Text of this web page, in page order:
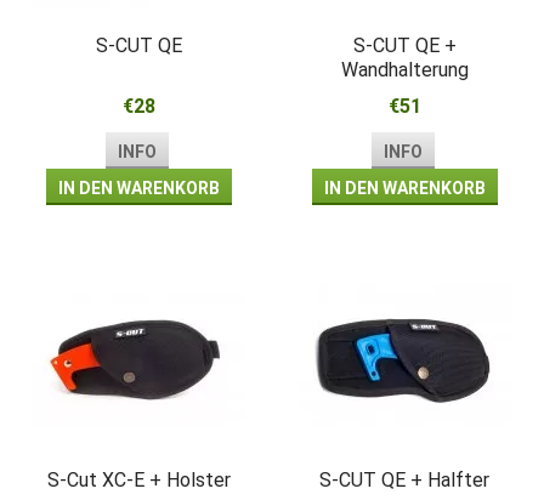
S-CUT QE
€28
INFO
IN DEN WARENKORB
S-CUT QE +
Wandhalterung
€51
INFO
IN DEN WARENKORB
S-Cut XC-E + Holster S-CUT QE + Halfter